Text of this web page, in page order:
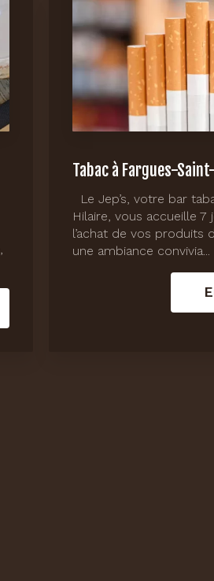
Tabac à Fargues-
Le Jep’s, votre bar
Hilaire, vous accueille
l’achat de vos produits
une ambiance convivia...